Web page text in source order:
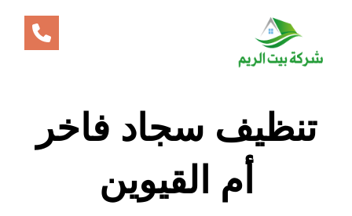
تنظيف سجاد فاخر
أم القيوين